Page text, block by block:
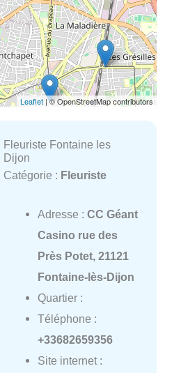
Leaflet | © OpenStreetMap contributors
Fleuriste Fontaine les
Dijon
Catégorie : Fleuriste
Adresse : CC Géant
Casino rue des
Près Potet, 21121
Fontaine-lès-Dijon
Quartier :
Téléphone :
+33682659356
Site internet :